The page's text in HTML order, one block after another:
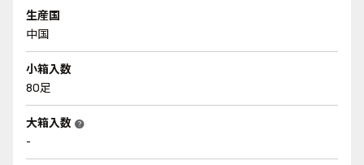
生産国
中国
小箱入数
80足
大箱入数 help
-